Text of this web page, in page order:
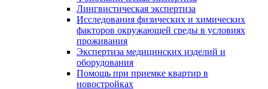
Лингвистическая экспертиза
Исследования физических и химических
факторов окружающей среды в условиях
проживания
Экспертиза медицинских изделий и
оборудования
Помощь при приемке квартир в
новостройках